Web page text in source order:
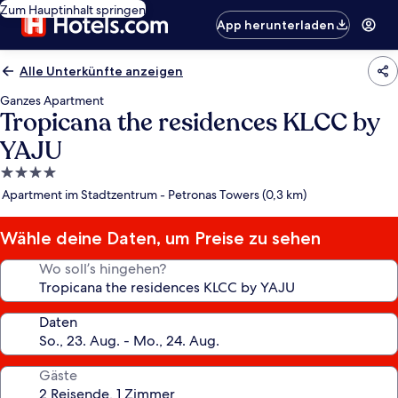
Zum Hauptinhalt springen
App herunterladen
Alle Unterkünfte anzeigen
Ganzes Apartment
Tropicana the residences KLCC by
YAJU
4.0-
Sterne-
Apartment im Stadtzentrum - Petronas Towers (0,3 km)
Wähle deine Daten, um Preise zu sehen
Wo soll’s hingehen?
Daten
Gäste